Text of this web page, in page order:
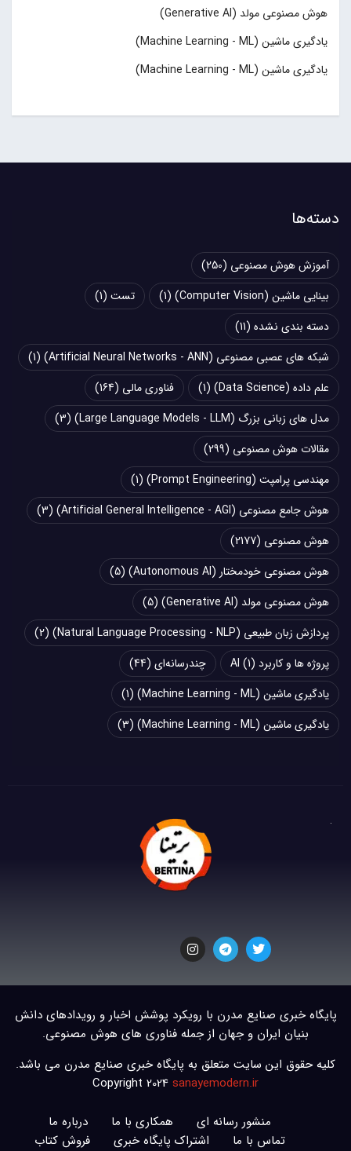
هوش مصنوعی مولد (Generative AI)
یادگیری ماشین (Machine Learning - ML)
یادگیری ماشین (Machine Learning - ML)
دسته‌ها
آموزش هوش مصنوعی (250)
بینایی ماشین (Computer Vision)
(1) تست (1)
دسته بندی نشده (11)
شبکه های عصبی مصنوعی (Artificial Neural Networks - ANN)
(1)
علم داده (Data Science)
(1) فناوری مالی (164)
مدل های زبانی بزرگ (Large Language Models - LLM)
(3)
مقالات هوش مصنوعی (299)
مهندسی پرامپت (Prompt Engineering)
(1)
هوش جامع مصنوعی (Artificial General Intelligence - AGI)
(3)
هوش مصنوعی (2177)
هوش مصنوعی خودمختار (Autonomous AI)
(5)
هوش مصنوعی مولد (Generative AI)
(5)
پردازش زبان طبیعی (Natural Language Processing - NLP)
(2)
پروژه ها و کاربرد AI (1) چند‌‌رسانه‌ای (44)
یادگیری ماشین (Machine Learning - ML)
(1)
یادگیری ماشین (Machine Learning - ML)
(3)
پایگاه خبری صنایع مدرن با رویکرد پوشش اخبار و رویدادهای دانش
بنیان ایران و جهان از جمله فناوری های هوش مصنوعی.
کلیه حقوق این سایت متعلق به پایگاه خبری صنایع مدرن می باشد.
Copyright 2024 sanayemodern.ir
منشور رسانه ای همکاری با ما
درباره ما
تماس با ما
اشتراک پایگاه خبری فروش کتاب